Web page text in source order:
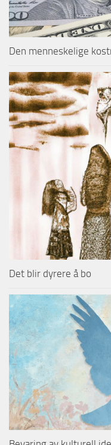
Den menneskelige
Det blir dyrere å bo